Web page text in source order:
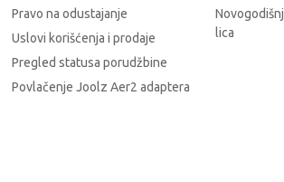
Pravo na odustajanje
Uslovi korišćenja i prodaje
Pregled statusa porudžbine
Povlačenje Joolz Aer2 adaptera
lica